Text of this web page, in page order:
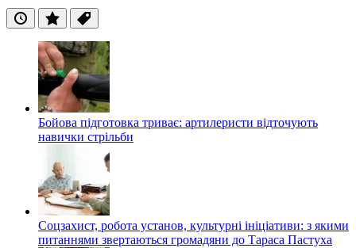
ОстанніПопулярні
Теги
Бойова підготовка триває: артилеристи відточують
навички стрільби
Соцзахист, робота установ, культурні ініціативи: з якими
питаннями звертаються громадяни до Тараса Пастуха